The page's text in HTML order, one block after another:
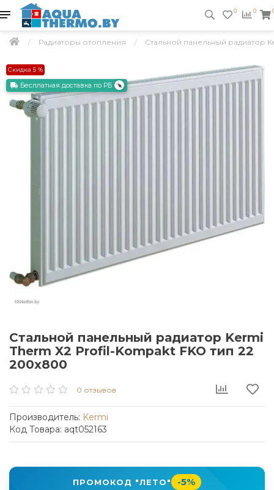
0 0
Радиаторы отопления Стальной панельный радиатор
Скидка 5 %
Бесплатная доставка по РБ
Стальной панельный радиатор Kermi
Therm X2 Profil-Kompakt FKO тип 22
200x800
0 отзывов
Производитель: Kermi
Код Товара: aqt052163
ПРОМОКОД "ЛЕТО" -5%